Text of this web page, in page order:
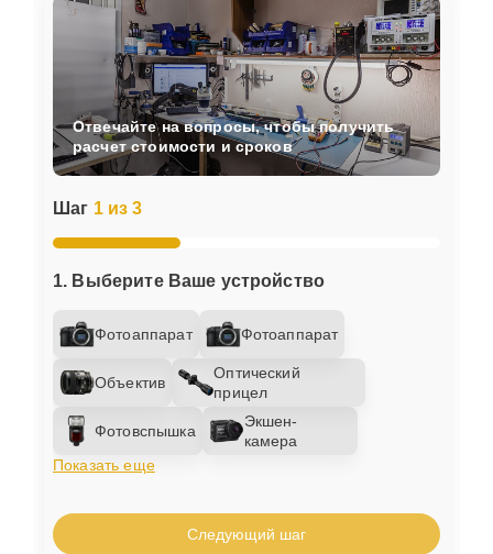
Шаг 1 из 3
1. Выберите Ваше устройство
Фотоаппарат Фотоаппарат
Объектив
Оптический
прицел
Фотовспышка
Экшен-
камера
Показать еще
Отвечайте на вопросы, чтобы получить
расчет стоимости и сроков
Следующий шаг